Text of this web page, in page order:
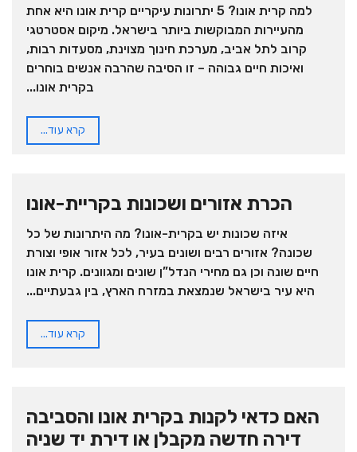
למה קרית אונו? 5 יתרונות עיקריים קרית אונו היא אחת
מהעיירות המבוקשות ביותר בישראל. מיקום אסטרטגי
קרוב לתל אביב, מערכת חינוך מצוינת, מסעדות רבות,
ואיכות חיים גבוהה – זו הסיבה שהרבה אנשים בוחרים
בקרית אונו...
קרא עוד...
הכרת אזורים ושכונות בקריית-אונו
איזה שכונות יש בקרית-אונו? מה היתרונות של כל
שכונה? אזורים רבים ושונים בעיר, לכל אזור אופי וצורת
חיים שונה וכן גם מחירי הנדל”ן שונים ומגוונים. קרית אונו
היא עיר בישראל שנמצאת במזרח הארץ, בין גבעתיים...
קרא עוד...
האם כדאי לקנות בקרית אונו והסביבה
דירה חדשה מקבלן או דירת יד שניה